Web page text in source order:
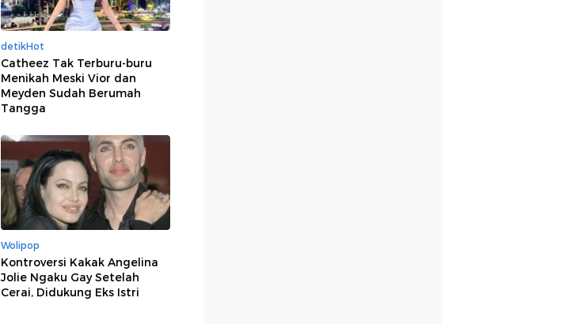
detikHot
Catheez Tak Terburu-buru
Menikah Meski Vior dan
Meyden Sudah Berumah
Tangga
Wolipop
Kontroversi Kakak Angelina
Jolie Ngaku Gay Setelah
Cerai, Didukung Eks Istri